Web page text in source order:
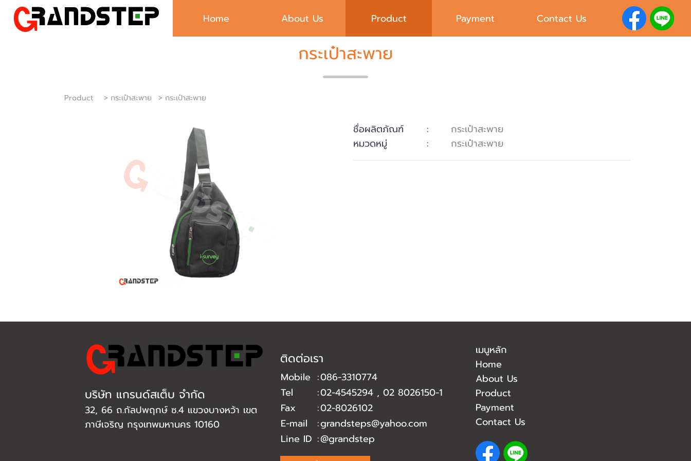
Home About Us Product Payment Contact Us
กระเป๋าสะพาย
Product > กระเป๋าสะพาย > กระเป๋าสะพาย
ชื่อผลิตภัณฑ์ :
กระเป๋าสะพาย
หมวดหมู่
: กระเป๋าสะพาย
บริษัท แกรนด์สเต็บ จำกัด
32, 66 ถ.กัลปพฤกษ์ ซ.4 แขวงบางหว้า เขต
ภาษีเจริญ กรุงเทพมหานคร 10160
ติดต่อเรา
Mobile :086-3310774
Tel
:02-4545294, 02 8026150-1
Fax
:02-8026102
E-mail
:grandsteps@yahoo.com
Line ID :@grandstep
เมนูหลัก
Home
About Us
Product
Payment
Contact Us